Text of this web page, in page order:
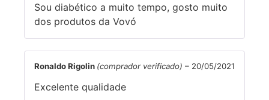
Sou diabético a muito tempo, gosto muito
dos produtos da Vovó
Ronaldo Rigolin (comprador verificado) – 20/05/2021
Excelente qualidade